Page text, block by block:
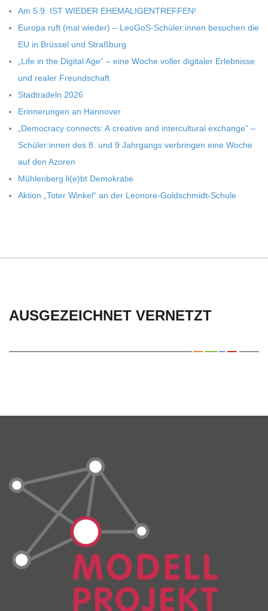
-
S
C
H
U
L
Am 5.9. IST WIEDER EHEMALIGENTREFFEN!
Europa ruft (mal wie­der) – LeoGoS-Schüler:innen besu­chen die
EU in Brüs­sel und Straßburg
„Life in the Digi­tal Age“ – eine Woche vol­ler digi­ta­ler Erleb­nisse
und rea­ler Freundschaft
Stadt­ra­deln 2026
Erin­ne­run­gen an Hannover
„Demo­cracy con­nects: A crea­tive and inter­cul­tu­ral exch­ange” –
Schüler:innen des 8. und 9 Jahr­gangs ver­brin­gen eine Woche
auf den Azoren
Müh­len­berg li(e)bt Demokratie
Aktion „Toter Win­kel“ an der Leonore-Goldschmidt-Schule
AUSGEZEICHNET VERNETZT